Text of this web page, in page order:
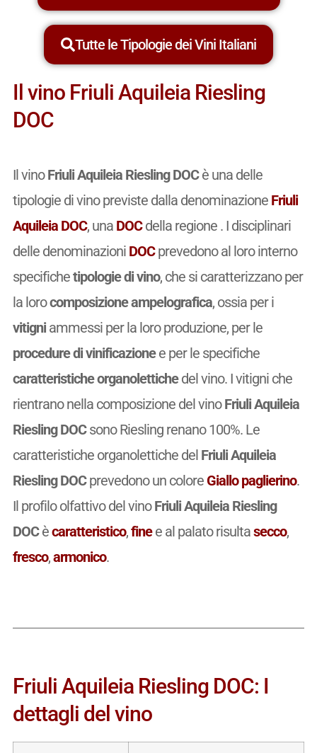
Tutte le Tipologie dei Vini Italiani
Il vino Friuli Aquileia Riesling
DOC
Il vinoFriuli Aquileia Riesling DOCè una delle
tipologie di vino previste dalla denominazione Friuli
Aquileia DOC, una DOCdella regione . I disciplinari
delle denominazioni DOCprevedono al loro interno
specifichetipologie di vino, che si caratterizzano per
la lorocomposizione ampelografica, ossia per i
vitigniammessi per la loro produzione, per le
procedure di vinificazionee per le specifiche
caratteristiche organolettichedel vino. I vitigni che
rientrano nella composizione del vinoFriuli Aquileia
Riesling DOCsono Riesling renano 100%. Le
caratteristiche organolettiche delFriuli Aquileia
Riesling DOCprevedono un colore Giallo paglierino.
Il profilo olfattivo del vinoFriuli Aquileia Riesling
DOCècaratteristico,finee al palato risultasecco,
fresco,armonico.
Friuli Aquileia Riesling DOC: I
dettagli del vino